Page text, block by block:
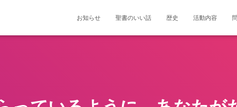
お知らせ 聖書のいい話 歴史 活動内容